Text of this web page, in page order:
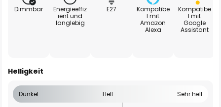
Dimmbar
Energieeffiz
ient und
langlebig
E27
Kompatibe
l mit
Amazon
Alexa
Kompatibe
l mit
Google
Assistant
Helligkeit
Dunkel Hell Sehr hell